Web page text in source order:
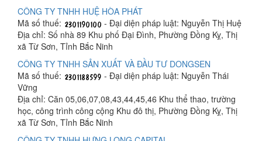
CÔNG TY TNHH HUỆ HÒA PHÁT
Mã số thuế:
- Đại diện pháp luật: Nguyễn Thị Huệ
Địa chỉ: Số nhà 89 Khu phố Đại Đình, Phường Đồng Kỵ, Thị
xã Từ Sơn, Tỉnh Bắc Ninh
CÔNG TY TNHH SẢN XUẤT VÀ ĐẦU TƯ DONGSEN
Mã số thuế:
- Đại diện pháp luật: Nguyễn Thái
Vững
Địa chỉ: Căn 05,06,07,08,43,44,45,46 Khu thể thao, trường
học, công trình công cộng Khu đô thị, Phường Đồng Kỵ, Thị
xã Từ Sơn, Tỉnh Bắc Ninh